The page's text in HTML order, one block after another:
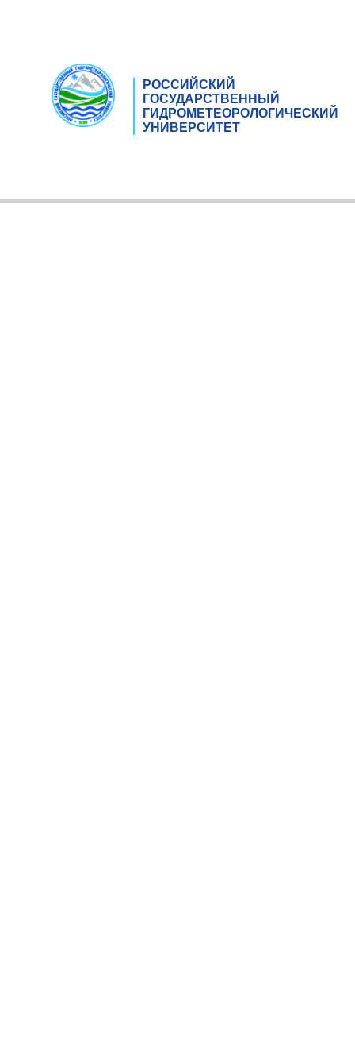
РОССИЙСКИЙ
ГОСУДАРСТВЕННЫЙ
ГИДРОМЕТЕОРОЛОГИЧЕСКИЙ
УНИВЕРСИТЕТ